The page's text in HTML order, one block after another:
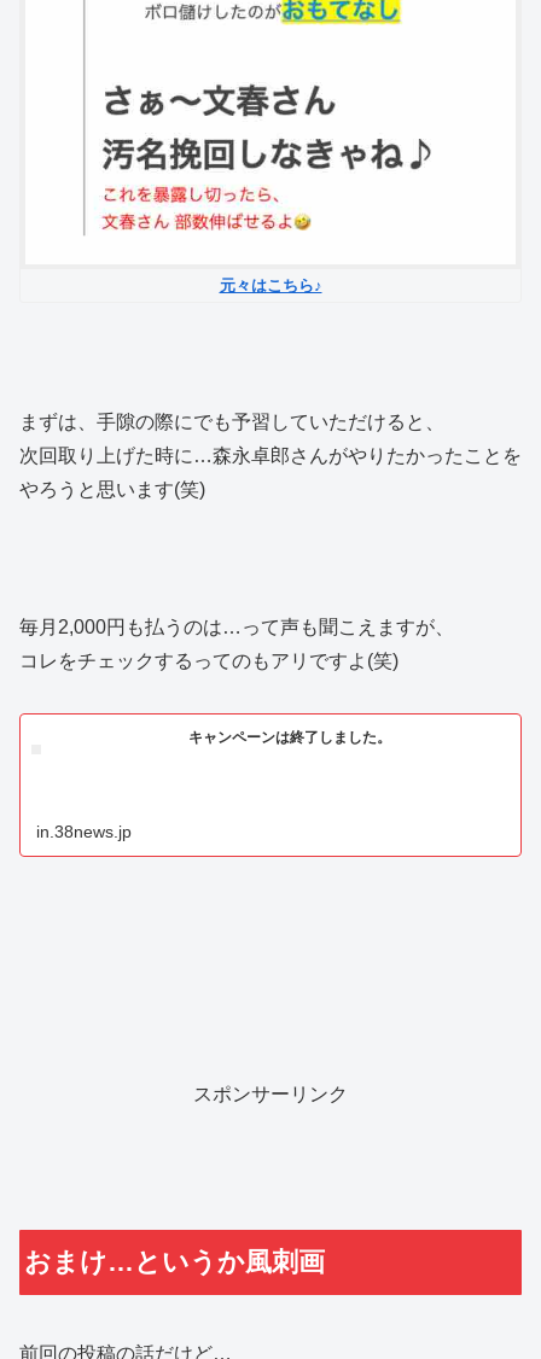
元々はこちら♪
まずは、手隙の際にでも予習していただけると、
次回取り上げた時に…森永卓郎さんがやりたかったことを
やろうと思います(笑)
毎月2,000円も払うのは…って声も聞こえますが、
コレをチェックするってのもアリですよ(笑)
キャンペーンは終了しました。
in.38news.jp
スポンサーリンク
おまけ…というか風刺画
前回の投稿の話だけど…